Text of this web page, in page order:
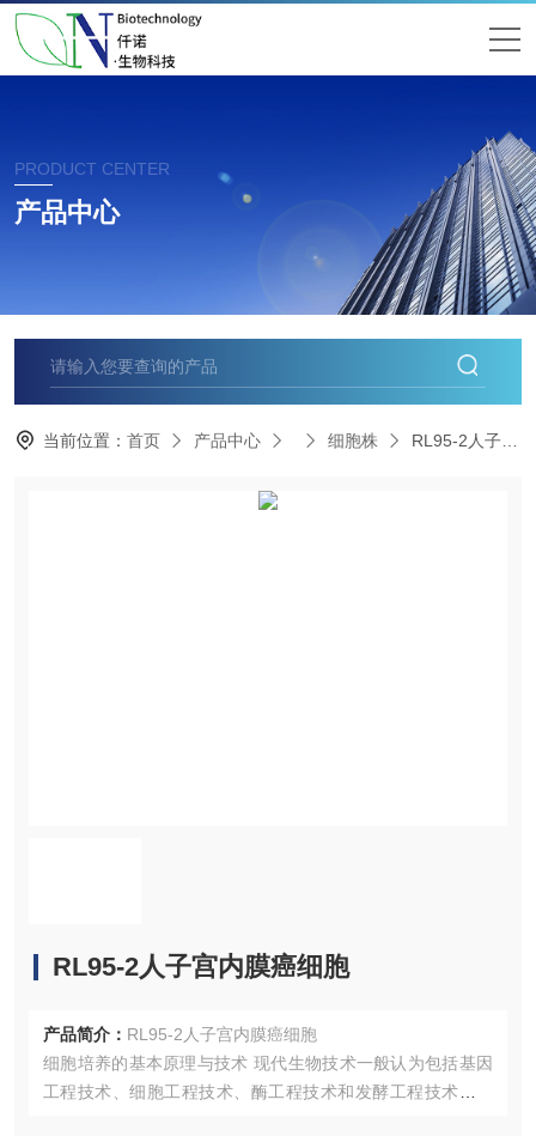
PRODUCT CENTER
产品中心
当前位置： 首页 产品中心 细胞株 RL95-2人子宫内膜癌细胞
RL95-2人子宫内膜癌细胞
产品简介： RL95-2人子宫内膜癌细胞
细胞培养的基本原理与技术 现代生物技术一般认为包括基因
工程技术、细胞工程技术、酶工程技术和发酵工程技术，而